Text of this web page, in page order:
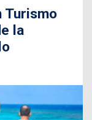
Turismo
la